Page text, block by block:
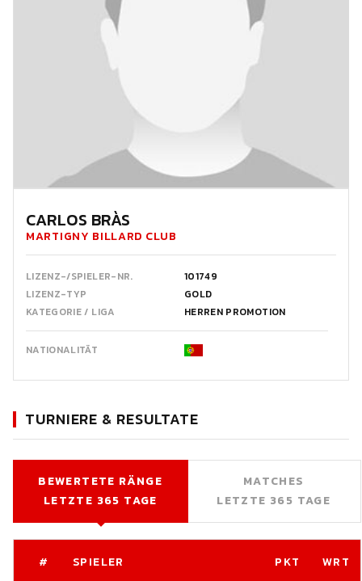
CARLOS BRÀS
MARTIGNY BILLARD CLUB
LIZENZ-/SPIELER-NR.
101749
LIZENZ-TYP
GOLD
KATEGORIE / LIGA
HERREN PROMOTION
NATIONALITÄT
TURNIERE & RESULTATE
BEWERTETE RÄNGE
LETZTE 365 TAGE
MATCHES
LETZTE 365 TAGE
# SPIELER PKT WRT